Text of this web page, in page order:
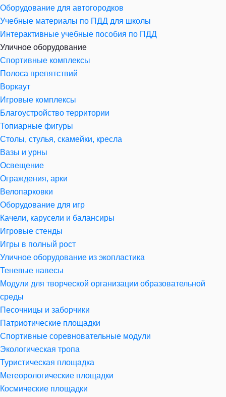
Оборудование для автогородков
Учебные материалы по ПДД для школы
Интерактивные учебные пособия по ПДД
Уличное оборудование
Спортивные комплексы
Полоса препятствий
Воркаут
Игровые комплексы
Благоустройство территории
Топиарные фигуры
Столы, стулья, скамейки, кресла
Вазы и урны
Освещение
Ограждения, арки
Велопарковки
Оборудование для игр
Качели, карусели и балансиры
Игровые стенды
Игры в полный рост
Уличное оборудование из экопластика
Теневые навесы
Модули для творческой организации образовательной
среды
Песочницы и заборчики
Патриотические площадки
Спортивные соревновательные модули
Экологическая тропа
Туристическая площадка
Метеорологические площадки
Космические площадки